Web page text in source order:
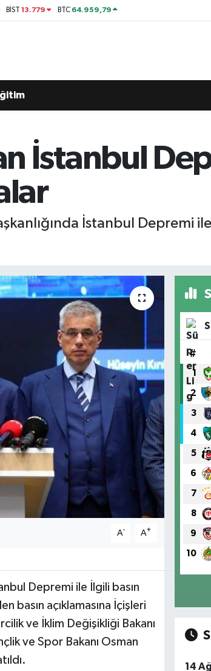
BİST13.779 BTC 64.959,79
İstanbul
İstanbul Depremi
A- A+
Depremi ile İlgili basın
basın açıklamasına İçişleri
ve İklim Değişikliği Bakanı
ve Spor Bakanı Osman
#
1
2
3
4
5
6
7
8
9
10
14